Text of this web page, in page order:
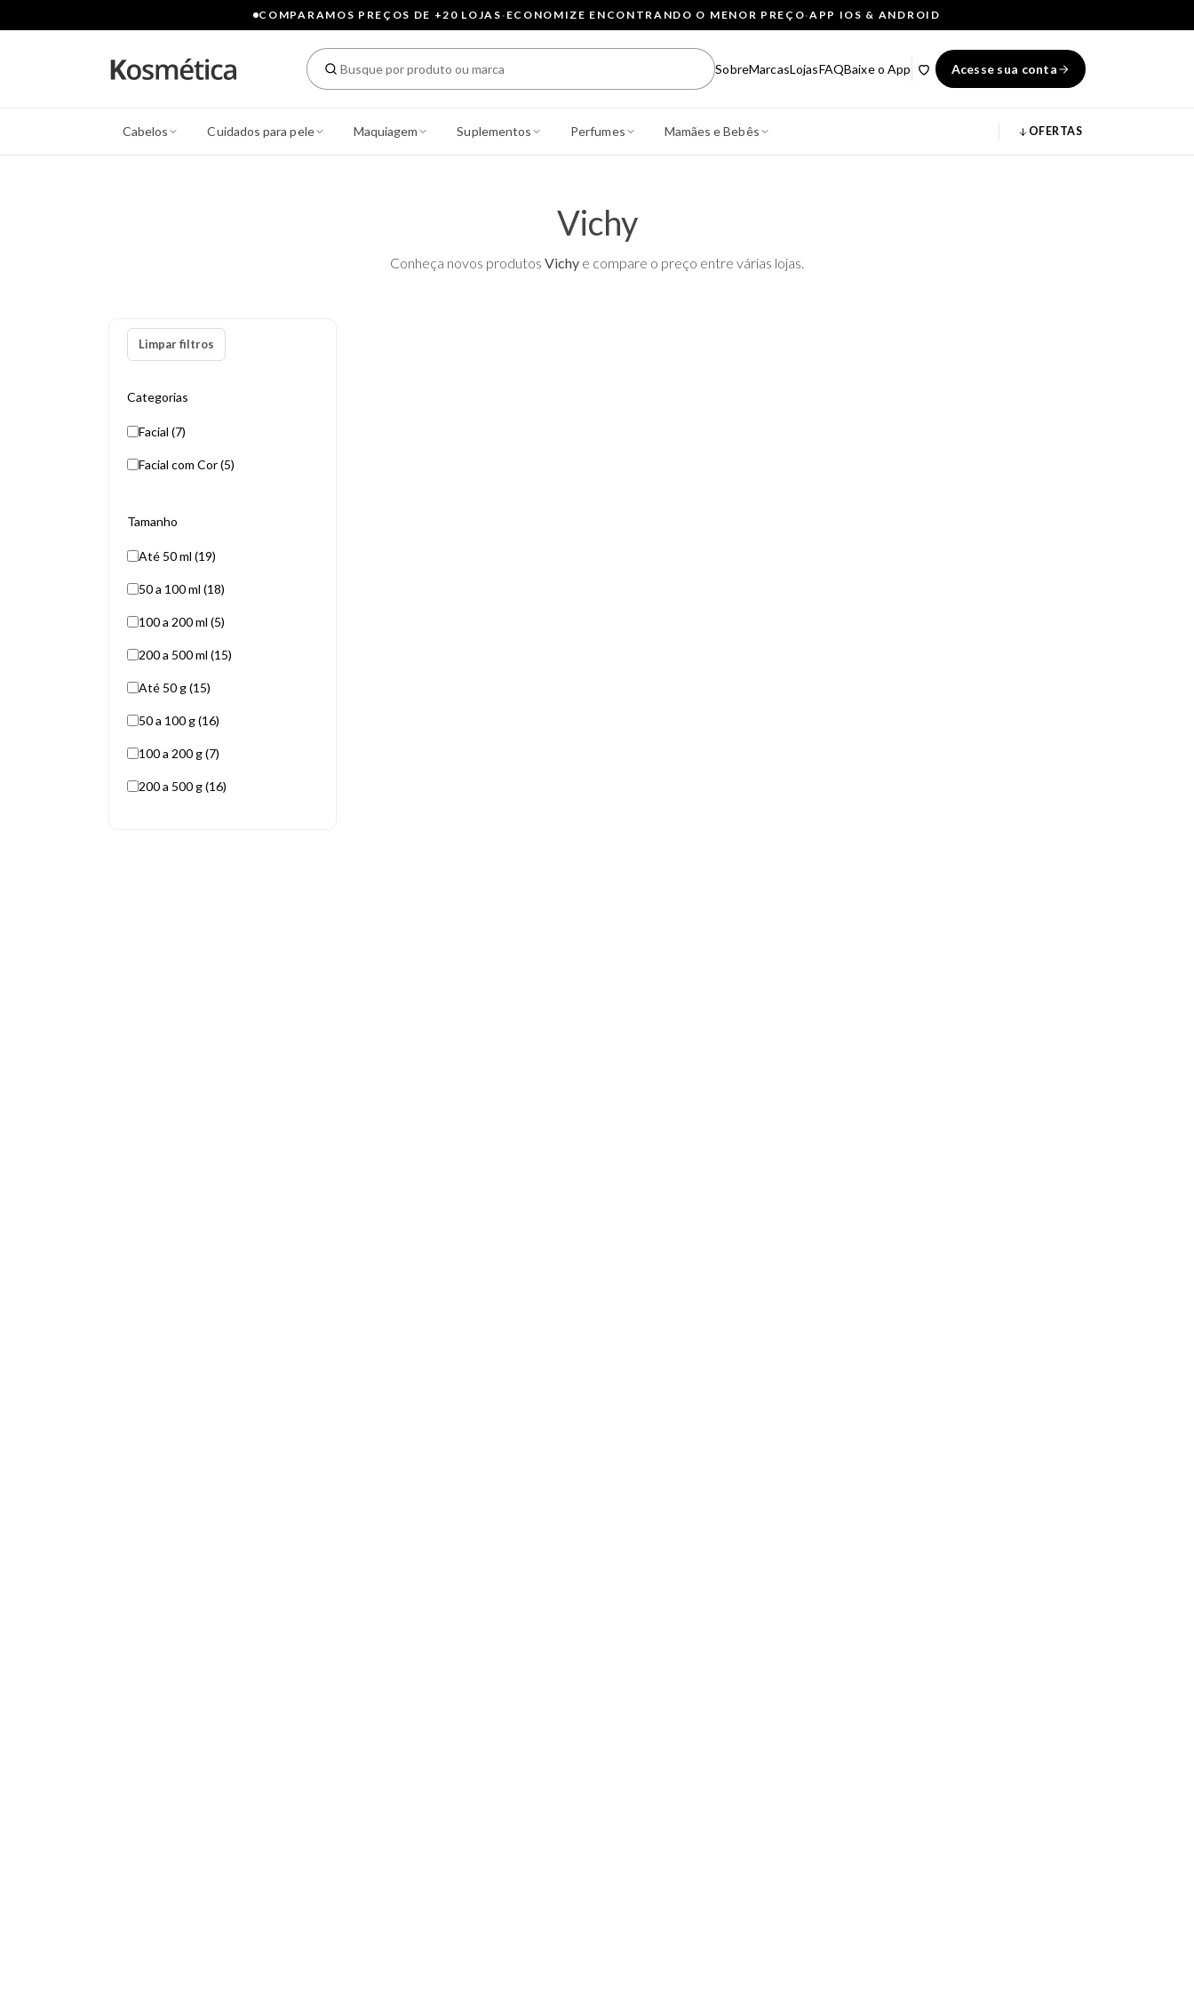
COMPARAMOS PREÇOS DE +20 LOJAS· ECONOMIZE ENCONTRANDO O MENOR PREÇO·APP IOS & ANDROID
SobreMarcasLojasFAQBaixe o App Acesse sua conta
Cabelos Cuidados para pele Maquiagem Suplementos Perfumes Mamães e Bebês OFERTAS
Vichy
Conheça novos produtos Vichy e compare o preço entre várias lojas.
Limpar filtros
Categorias
Facial (7)
Facial com Cor (5)
Tamanho
Até 50 ml (19)
50 a 100 ml (18)
100 a 200 ml (5)
200 a 500 ml (15)
Até 50 g (15)
50 a 100 g (16)
100 a 200 g (7)
200 a 500 g (16)